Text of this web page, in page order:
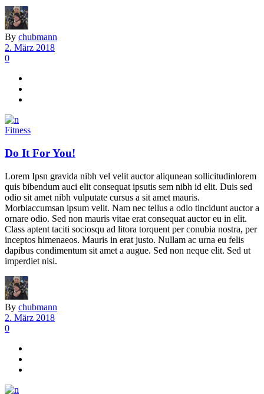
By chubmann
2. März 2018
0
Fitness
Do It For You!
Lorem Ipsn gravida nibh vel velit auctor aliqunean sollicitudinlorem
quis bibendum auci elit consequat ipsutis sem nibh id elit. Duis sed
odio sit amet nibh vulputate cursus a sit amet mauris.
Morbiaccumsan ipsum velit. Nam nec tellus a odio tincidunt auctor a
ornare odio. Sed non mauris vitae erat consequat auctor eu in elit.
Class aptent taciti sociosqu ad litora torquent per conubia nostra, per
inceptos himenaeos. Mauris in erat justo. Nullam ac urna eu felis
dapibus condimentum sit amet a augue. Sed non neque elit. Sed ut
imperdiet nisi.
By chubmann
2. März 2018
0